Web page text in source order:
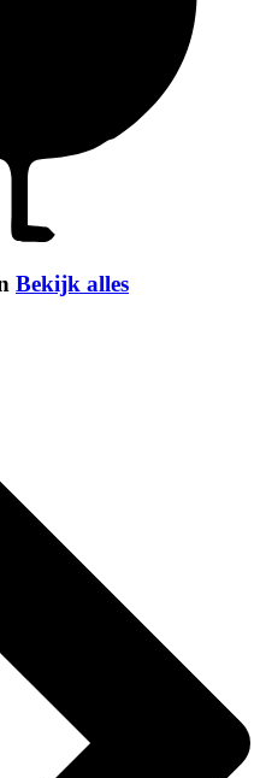
Bekijk alles